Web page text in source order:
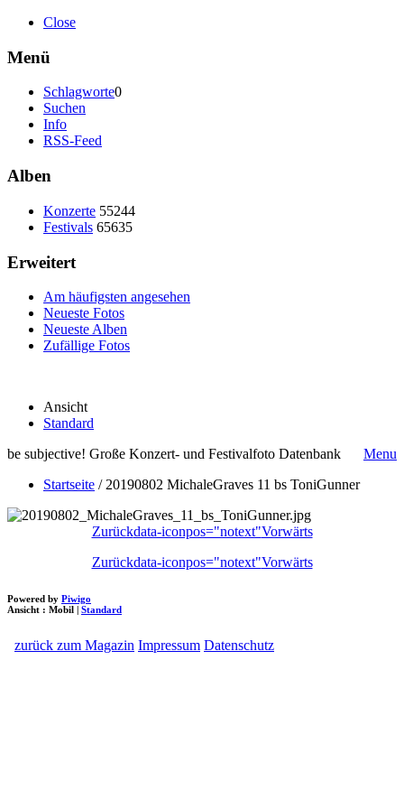
Close
Menü
Schlagworte0
Suchen
Info
RSS-Feed
Alben
Konzerte 55244
Festivals 65635
Erweitert
Am häufigsten angesehen
Neueste Fotos
Neueste Alben
Zufällige Fotos
Ansicht
Standard
be subjective! Große Konzert- und Festivalfoto Datenbank
Menu
Startseite / 20190802 MichaleGraves 11 bs ToniGunner
Zurückdata-iconpos="notext"Vorwärts
Zurückdata-iconpos="notext"Vorwärts
Powered by Piwigo
Ansicht : Mobil Standard
zurück zum Magazin Impressum Datenschutz